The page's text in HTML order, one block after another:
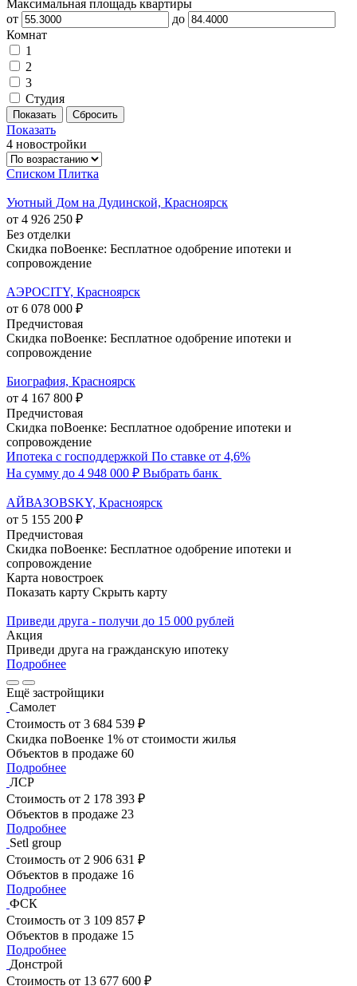
Максимальная площадь квартиры
от
до
Комнат
1
2
3
Студия
Показать
4 новостройки
Списком Плитка
Уютный Дом на Дудинской, Красноярск
от 4 926 250 ₽
Без отделки
Скидка поВоенке: Бесплатное одобрение ипотеки и
сопровождение
АЭРОCITY, Красноярск
от 6 078 000 ₽
Предчистовая
Скидка поВоенке: Бесплатное одобрение ипотеки и
сопровождение
Биография, Красноярск
от 4 167 800 ₽
Предчистовая
Скидка поВоенке: Бесплатное одобрение ипотеки и
сопровождение
Ипотека с господдержкой По ставке от 4,6%
На сумму до 4 948 000 ₽ Выбрать банк
АЙВАЗОВSKY, Красноярск
от 5 155 200 ₽
Предчистовая
Скидка поВоенке: Бесплатное одобрение ипотеки и
сопровождение
Карта новостроек
Показать карту Скрыть карту
Приведи друга - получи до 15 000 рублей
Акция
Приведи друга на гражданскую ипотеку
Подробнее
Ещё застройщики
Самолет
Стоимость от 3 684 539 ₽
Скидка поВоенке 1% от стоимости жилья
Объектов в продаже 60
Подробнее
ЛСР
Стоимость от 2 178 393 ₽
Объектов в продаже 23
Подробнее
Setl group
Стоимость от 2 906 631 ₽
Объектов в продаже 16
Подробнее
ФСК
Стоимость от 3 109 857 ₽
Объектов в продаже 15
Подробнее
Донстрой
Стоимость от 13 677 600 ₽